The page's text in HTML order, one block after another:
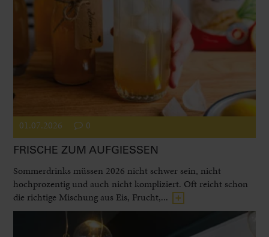
01.07.2026 0
FRISCHE ZUM AUFGIESSEN
Sommerdrinks müssen 2026 nicht schwer sein, nicht
hochprozentig und auch nicht kompliziert. Oft reicht schon
die richtige Mischung aus Eis, Frucht,...